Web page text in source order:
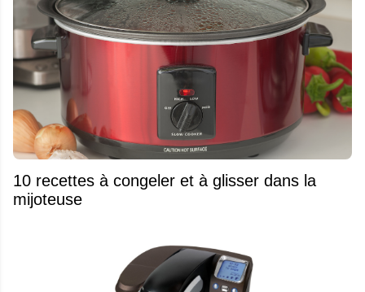
10 recettes à congeler et à glisser dans la
mijoteuse